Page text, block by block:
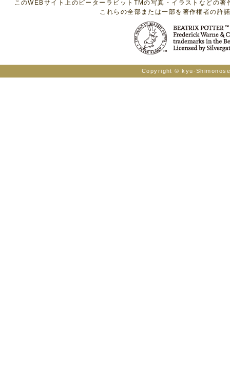
このWEBサイト上のピーターラビットTMの写真・イラストなどの
これらの全部または一部を著作権者の許
Copyright © kyu-